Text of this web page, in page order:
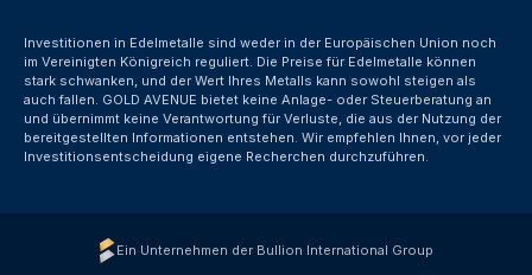
Investitionen in Edelmetalle sind weder in der Europäischen Union noch
im Vereinigten Königreich reguliert. Die Preise für Edelmetalle können
stark schwanken, und der Wert Ihres Metalls kann sowohl steigen als
auch fallen. GOLD AVENUE bietet keine Anlage- oder Steuerberatung an
und übernimmt keine Verantwortung für Verluste, die aus der Nutzung der
bereitgestellten Informationen entstehen. Wir empfehlen Ihnen, vor jeder
Investitionsentscheidung eigene Recherchen durchzuführen.
Ein Unternehmen der Bullion International Group